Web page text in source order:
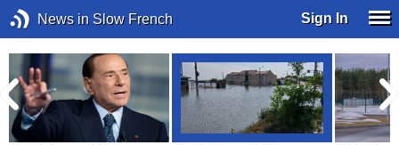
News in Slow French Sign In